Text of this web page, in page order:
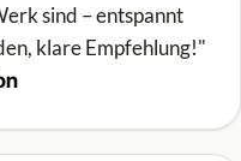
sind – entspannt
klare Empfehlung!"